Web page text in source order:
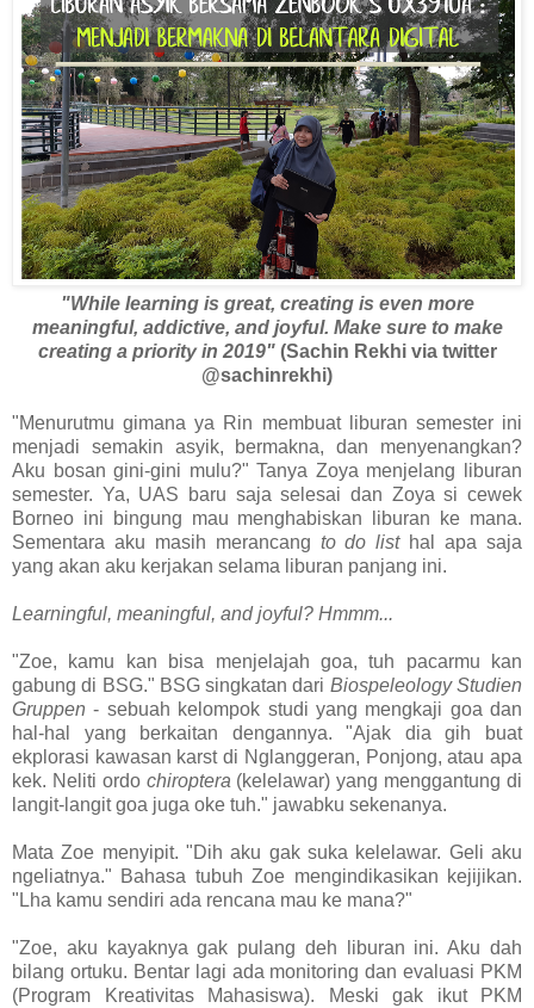
"While learning is great, creating is even more
meaningful, addictive, and joyful. Make sure to make
creating a priority in 2019" (Sachin Rekhi via twitter
@sachinrekhi)
"Menurutmu gimana ya Rin membuat liburan semester ini
menjadi semakin asyik, bermakna, dan menyenangkan?
Aku bosan gini-gini mulu?" Tanya Zoya menjelang liburan
semester. Ya, UAS baru saja selesai dan Zoya si cewek
Borneo ini bingung mau menghabiskan liburan ke mana.
Sementara aku masih merancang to do listhal apa saja
yang akan aku kerjakan selama liburan panjang ini.
Learningful, meaningful, and joyful? Hmmm...
"Zoe, kamu kan bisa menjelajah goa, tuh pacarmu kan
gabung di BSG." BSG singkatan dari Biospeleology Studien
Gruppen - sebuah kelompok studi yang mengkaji goa dan
hal-hal yang berkaitan dengannya. "Ajak dia gih buat
ekplorasi kawasan karst di Nglanggeran, Ponjong, atau apa
kek. Neliti ordo chiroptera (kelelawar) yang menggantung di
langit-langit goa juga oke tuh." jawabku sekenanya.
Mata Zoe menyipit. "Dih aku gak suka kelelawar. Geli aku
ngeliatnya." Bahasa tubuh Zoe mengindikasikan kejijikan.
"Lha kamu sendiri ada rencana mau ke mana?"
"Zoe, aku kayaknya gak pulang deh liburan ini. Aku dah
bilang ortuku. Bentar lagi ada monitoring dan evaluasi PKM
(Program Kreativitas Mahasiswa). Meski gak ikut PKM